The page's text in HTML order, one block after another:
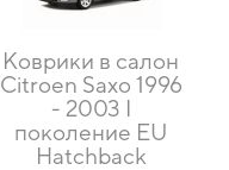
Коврики в салон
Citroen Saxo 1996
- 2003 I
поколение EU
Hatchback